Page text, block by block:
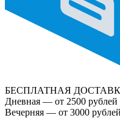
БЕСПЛАТНАЯ
Дневная — от 2500 рублей
Вечерняя — от 3000 рублей